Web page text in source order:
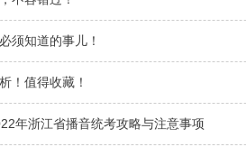
须知道的事儿！
！值得收藏！
年浙江省播音统考攻略与注意事项